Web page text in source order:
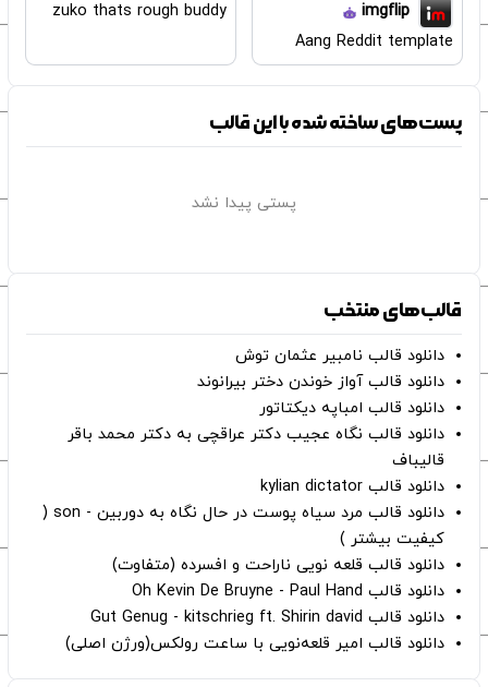
imgflip
Aang Reddit template
zuko thats rough buddy
پست‌های ساخته شده با این قالب
پستی پیدا نشد
قالب‌های منتخب
دانلود قالب نامبیر عثمان ‌توش
دانلود قالب آواز خوندن دختر بیرانوند
دانلود قالب امباپه دیکتاتور
دانلود قالب نگاه عجیب دکتر عراقچی به دکتر محمد باقر
قالیباف
دانلود قالب kylian dictator
دانلود قالب مرد سیاه پوست در حال نگاه به دوربین - son (
کیفیت بیشتر )
دانلود قالب قلعه نویی ناراحت و افسرده (متفاوت)
دانلود قالب Oh Kevin De Bruyne - Paul Hand
دانلود قالب Gut Genug - kitschrieg ft. Shirin david
دانلود قالب امیر قلعه‌نویی با ساعت رولکس(ورژن اصلی)